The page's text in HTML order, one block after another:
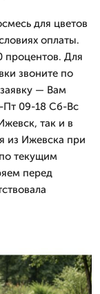
для цветов
оплаты.
процентов. Для
звоните по
— Вам
Пт 09-18 Сб-Вс
так и в
из Ижевска при
текущим
перед